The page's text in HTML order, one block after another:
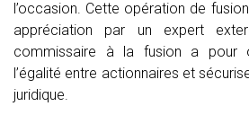
l’occasion. Cette opération de
appréciation par un expert
commissaire à la fusion
a pour
l’égalité entre actionnaires et
juridique.